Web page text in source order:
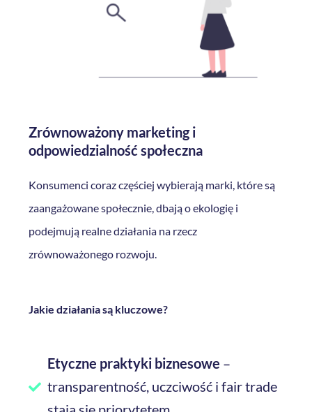
Zrównoważony marketing i
odpowiedzialność społeczna
Konsumenci coraz częściej wybierają marki, które są
zaangażowane społecznie, dbają o ekologię i
podejmują realne działania na rzecz
zrównoważonego rozwoju.
Jakie działania są kluczowe?
Etyczne praktyki biznesowe –
transparentność, uczciwość i fair trade